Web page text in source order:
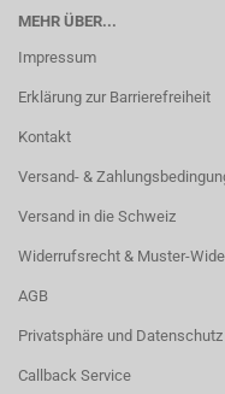
MEHR ÜBER...
Impressum
Erklärung zur Barrierefreiheit
Kontakt
Versand- &
Versand in die Schweiz
Widerrufsrecht & Muster-
AGB
Privatsphäre und Datenschutz
Callback Service